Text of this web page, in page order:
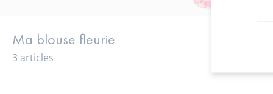
Ma blouse fleurie
3 articles